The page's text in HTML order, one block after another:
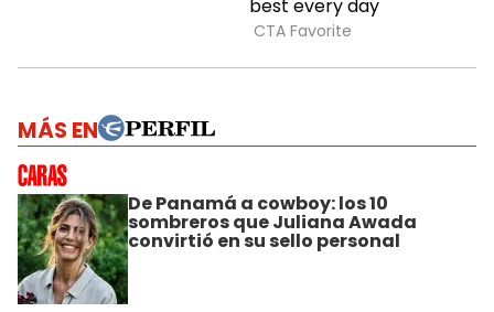
MÁS EN
De Panamá a cowboy: los 10
sombreros que Juliana Awada
convirtió en su sello personal